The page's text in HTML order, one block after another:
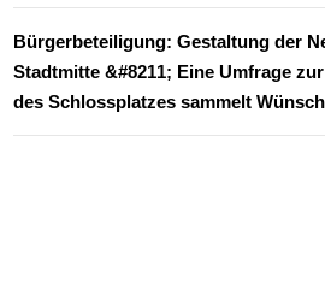
Bürgerbeteiligung: Gestaltung der
Stadtmitte &#8211; Eine Umfrage
des Schlossplatzes sammelt
aus der Bürgerschaft